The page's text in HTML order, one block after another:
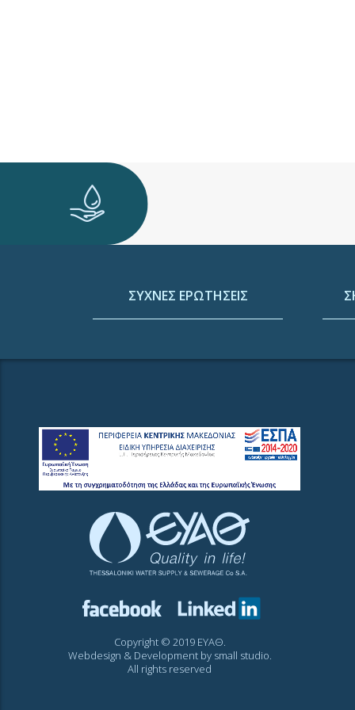
ΣΥΧΝΕΣ ΕΡΩΤΗΣΕΙΣ
Copyright © 2019 ΕΥΑΘ.
Webdesign & Development by small studio.
All rights reserved